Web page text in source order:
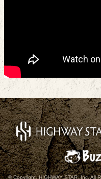
© Copyright, HIGHWAY STAR, Inc. All